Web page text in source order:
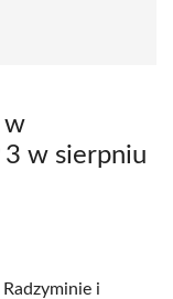
w
3 w sierpniu
i